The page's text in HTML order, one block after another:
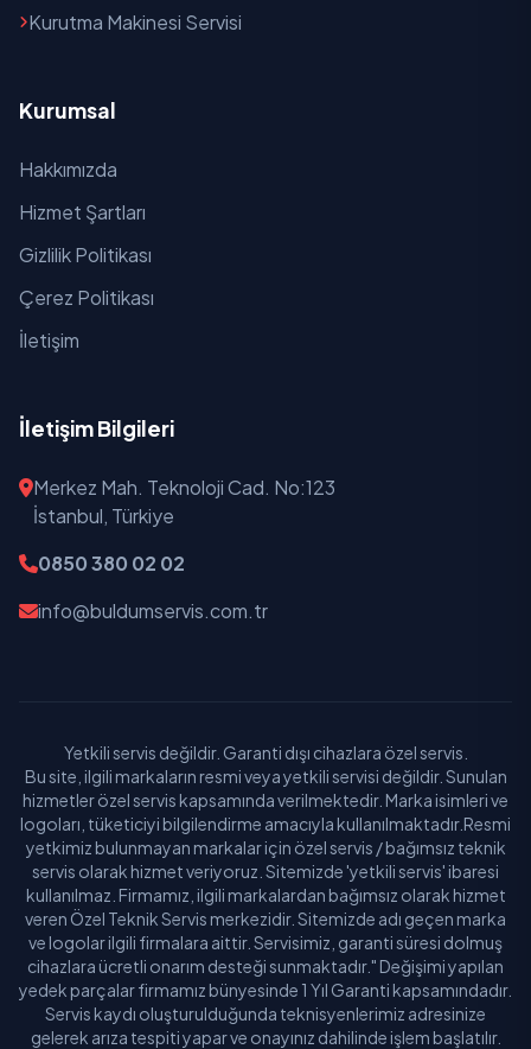
Kurutma Makinesi Servisi
Kurumsal
Hakkımızda
Hizmet Şartları
Gizlilik Politikası
Çerez Politikası
İletişim
İletişim Bilgileri
Merkez Mah. Teknoloji Cad. No:123
İstanbul, Türkiye
0850 380 02 02
info@buldumservis.com.tr
Yetkili servis değildir. Garanti dışı cihazlara özel servis.
Bu site, ilgili markaların resmi veya yetkili servisi değildir. Sunulan
hizmetler özel servis kapsamında verilmektedir. Marka isimleri ve
logoları, tüketiciyi bilgilendirme amacıyla kullanılmaktadır.Resmi
yetkimiz bulunmayan markalar için özel servis / bağımsız teknik
servis olarak hizmet veriyoruz. Sitemizde 'yetkili servis' ibaresi
kullanılmaz. Firmamız, ilgili markalardan bağımsız olarak hizmet
veren Özel Teknik Servis merkezidir. Sitemizde adı geçen marka
ve logolar ilgili firmalara aittir. Servisimiz, garanti süresi dolmuş
cihazlara ücretli onarım desteği sunmaktadır." Değişimi yapılan
yedek parçalar firmamız bünyesinde 1 Yıl Garanti kapsamındadır.
Servis kaydı oluşturulduğunda teknisyenlerimiz adresinize
gelerek arıza tespiti yapar ve onayınız dahilinde işlem başlatılır.